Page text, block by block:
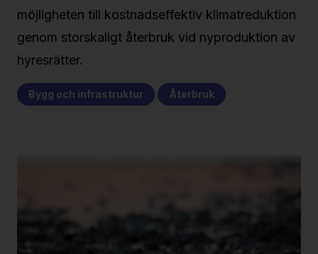
möjligheten till kostnadseffektiv klimatreduktion
genom storskaligt återbruk vid nyproduktion av
hyresrätter.
Bygg och infrastruktur Återbruk